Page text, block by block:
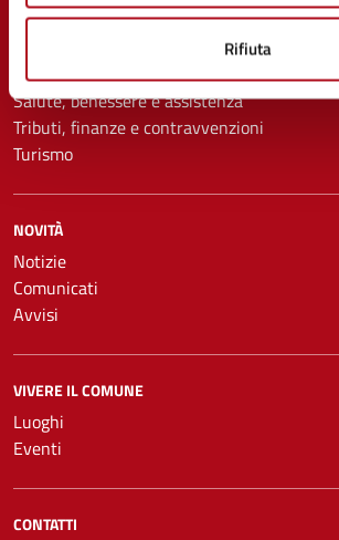
Rifiuta
Educazione e formazione
Mobilità e trasporti
Salute, benessere e assistenza
Tributi, finanze e contravvenzioni
Turismo
NOVITÀ
Notizie
Comunicati
Avvisi
VIVERE IL COMUNE
Luoghi
Eventi
CONTATTI